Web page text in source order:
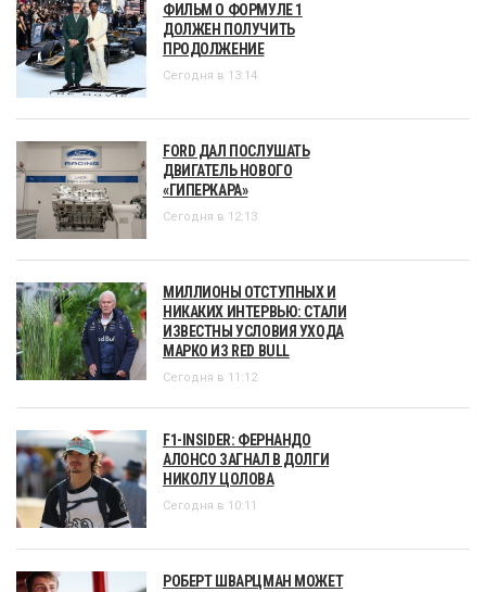
ФИЛЬМ О ФОРМУЛЕ 1
ДОЛЖЕН ПОЛУЧИТЬ
ПРОДОЛЖЕНИЕ
Сегодня в 13:14
FORD ДАЛ ПОСЛУШАТЬ
ДВИГАТЕЛЬ НОВОГО
«ГИПЕРКАРА»
Сегодня в 12:13
МИЛЛИОНЫ ОТСТУПНЫХ И
НИКАКИХ ИНТЕРВЬЮ: СТАЛИ
ИЗВЕСТНЫ УСЛОВИЯ УХОДА
МАРКО ИЗ RED BULL
Сегодня в 11:12
F1-INSIDER: ФЕРНАНДО
АЛОНСО ЗАГНАЛ В ДОЛГИ
НИКОЛУ ЦОЛОВА
Сегодня в 10:11
РОБЕРТ ШВАРЦМАН МОЖЕТ